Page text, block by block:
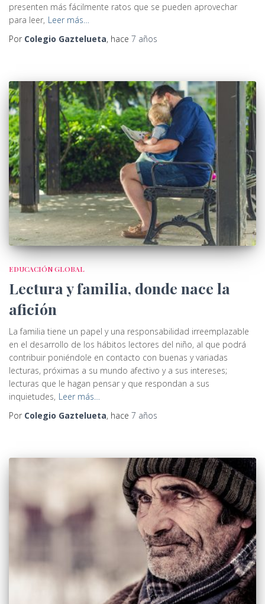
presenten más fácilmente ratos que se pueden aprovechar
para leer, Leer más…
Por Colegio Gaztelueta, hace 7 años
EDUCACIÓN GLOBAL
Lectura y familia, donde nace la
afición
La familia tiene un papel y una responsabilidad irreemplazable
en el desarrollo de los hábitos lectores del niño, al que podrá
contribuir poniéndole en contacto con buenas y variadas
lecturas, próximas a su mundo afectivo y a sus intereses;
lecturas que le hagan pensar y que respondan a sus
inquietudes, Leer más…
Por Colegio Gaztelueta, hace 7 años